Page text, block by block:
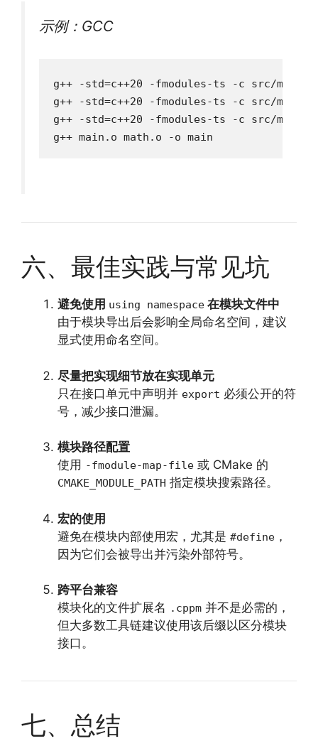
示例：GCC
g++ -std=c++20 -fmodules-ts -c src/math/
g++ -std=c++20 -fmodules-ts -c src/
g++ -std=c++20 -fmodules-ts -c src/
g++ main.o math.o -o main
六、最佳实践与常见坑
避免使用 using namespace 在模块文件中
由于模块导出后会影响全局命名空间，建议
显式使用命名空间。
尽量把实现细节放在实现单元
只在接口单元中声明并 export 必须公开的符
号，减少接口泄漏。
模块路径配置
使用 -fmodule-map-file 或 CMake 的
CMAKE_MODULE_PATH 指定模块搜索路径。
宏的使用
避免在模块内部使用宏，尤其是 #define ，
因为它们会被导出并污染外部符号。
跨平台兼容
模块化的文件扩展名 .cppm 并不是必需的，
但大多数工具链建议使用该后缀以区分模块
接口。
七、总结